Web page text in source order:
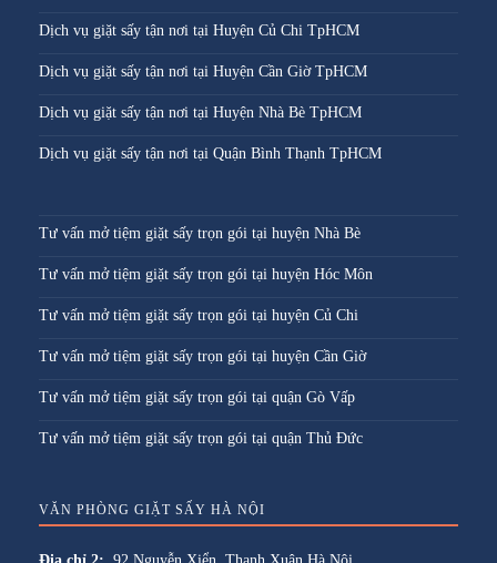
Dịch vụ giặt sấy tận nơi tại Huyện Củ Chi TpHCM
Dịch vụ giặt sấy tận nơi tại Huyện Cần Giờ TpHCM
Dịch vụ giặt sấy tận nơi tại Huyện Nhà Bè TpHCM
Dịch vụ giặt sấy tận nơi tại Quận Bình Thạnh TpHCM
Tư vấn mở tiệm giặt sấy trọn gói tại huyện Nhà Bè
Tư vấn mở tiệm giặt sấy trọn gói tại huyện Hóc Môn
Tư vấn mở tiệm giặt sấy trọn gói tại huyện Củ Chi
Tư vấn mở tiệm giặt sấy trọn gói tại huyện Cần Giờ
Tư vấn mở tiệm giặt sấy trọn gói tại quận Gò Vấp
Tư vấn mở tiệm giặt sấy trọn gói tại quận Thủ Đức
VĂN PHÒNG GIẶT SẤY HÀ NỘI